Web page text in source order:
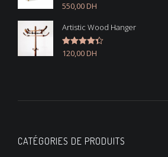
Note4.50
sur 5
550,00DH
Artistic Wood Hanger
Note4.33
sur 5
120,00DH
CATÉGORIES DE PRODUITS